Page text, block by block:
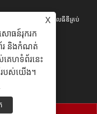
គ្រុបគ្រុបខូអិលធីឌីគ្រប់
លការណ៍ឯកជនភាព
X
ោធន៍រុករក
ព័រ និងកំណត់
ស់គេហទំព័រនេះ
របស់យើង។